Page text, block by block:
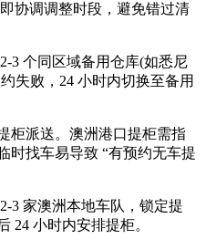
协调调整时段，避免错过清
个同区域备用仓库(如悉尼
失败，24 小时内切换至备用
派送。澳洲港口提柜需指
时找车易导致 “有预约无车提
家澳洲本地车队，锁定提
24 小时内安排提柜。